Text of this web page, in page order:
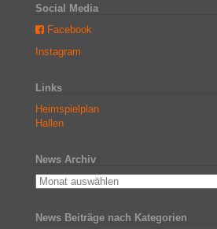
Social Media
Facebook
Instagram
Links
Heimspielplan
Hallen
News Archiv
News Beiträge nach Kategorien